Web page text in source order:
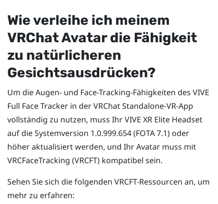
Wie verleihe ich meinem
VRChatAvatar die Fähigkeit
zu natürlicheren
Gesichtsausdrücken?
Um die Augen- und Face-Tracking-Fähigkeiten des VIVE
Full Face Tracker in derVRChatStandalone-VR-App
vollständig zu nutzen, muss IhrVIVE XR Elite Headset
auf die Systemversion 1.0.999.654 (FOTA 7.1) oder
höher aktualisiert werden, und Ihr Avatar muss mit
VRCFaceTracking (VRCFT) kompatibel sein.
Sehen Sie sich die folgenden VRCFT-Ressourcen an, um
mehr zu erfahren: